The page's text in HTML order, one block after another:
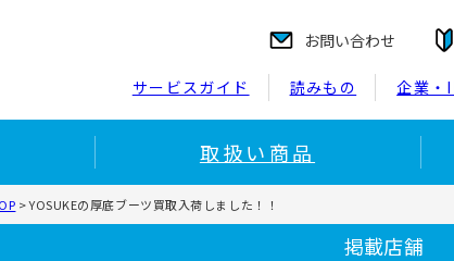
お問い合わせ
サービスガイド 読みもの 企業・
取扱い商品
>YOSUKEの厚底ブーツ買取入荷しました！！
掲載店舗